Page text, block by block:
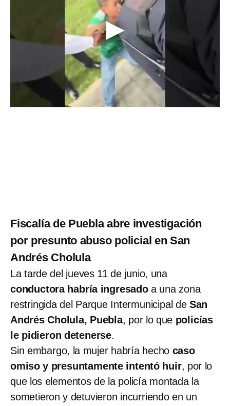
Fiscalía de Puebla abre investigación
por presunto abuso policial en San
Andrés Cholula
La tarde del jueves 11 de junio, una
conductora habría ingresadoa una zona
restringida del Parque Intermunicipal de San
Andrés Cholula, Puebla, por lo que policías
le pidieron detenerse.
Sin embargo, la mujer habría hecho caso
omiso y presuntamente intentó huir, por lo
que los elementos de la policía montada la
sometieron y detuvieron incurriendo en un